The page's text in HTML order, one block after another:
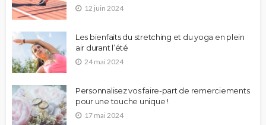
12 juin 2024
Les bienfaits du stretching et du yoga en plein
air durant l’été
24 mai 2024
Personnalisez vos faire-part de remerciements
pour une touche unique !
17 mai 2024